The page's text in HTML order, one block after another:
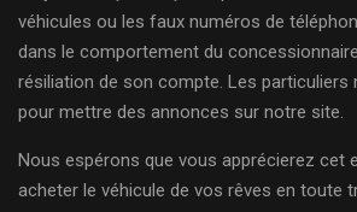
véhicules ou les faux numéros de
dans le comportement du
résiliation de son compte. Les particuliers
pour mettre des annonces sur notre site.
Nous espérons que vous apprécierez cet
acheter le véhicule de vos rêves en toute